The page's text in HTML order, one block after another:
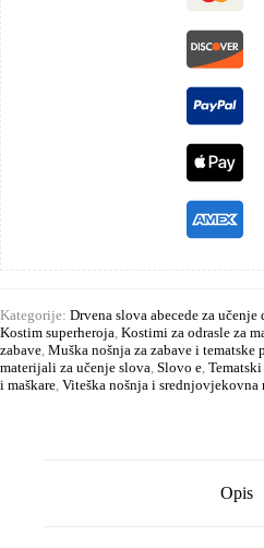
Kategorije: Drvena slova abecede za učenje
Kostim superheroja, Kostimi za odrasle za
zabave, Muška nošnja za zabave i tematske
materijali za učenje slova, Slovo e,
i maškare, Viteška nošnja i srednjovjekovna
Opis